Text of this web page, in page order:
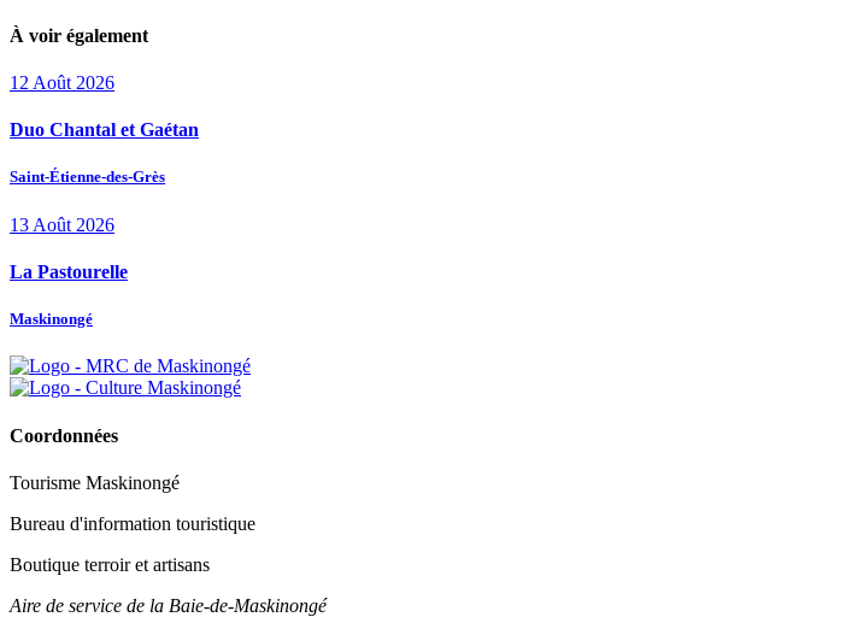
À voir également
12 Août 2026
Duo Chantal et Gaétan
Saint-Étienne-des-Grès
13 Août 2026
La Pastourelle
Maskinongé
Coordonnées
Tourisme Maskinongé
Bureau d'information touristique
Boutique terroir et artisans
Aire de service de la Baie-de-Maskinongé